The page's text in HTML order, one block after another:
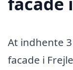
At indhente
facade i